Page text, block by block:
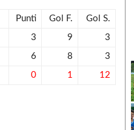
Punti Gol F. Gol S.
3 9 3
6 8 3
0 1 12